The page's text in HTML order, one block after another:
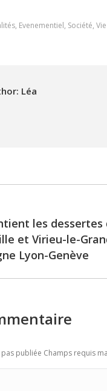
, Evenementiel, Société,
Léa
les dessertes
et Virieu-le-
Lyon-Genève
publiée Champs requis